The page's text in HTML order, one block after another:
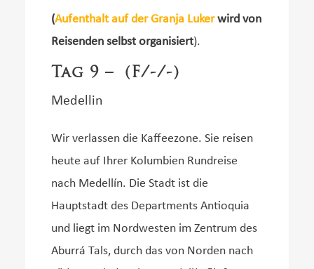
(Aufenthalt auf der Granja Lukerwird von
Reisenden selbst organisiert).
Tag 9 – (F/-/-)
Medellin
Wir verlassen die Kaffeezone. Sie reisen
heute auf Ihrer Kolumbien Rundreise
nach Medellín. Die Stadt ist die
Hauptstadt des Departments Antioquia
und liegt im Nordwesten im Zentrum des
Aburrá Tals, durch das von Norden nach